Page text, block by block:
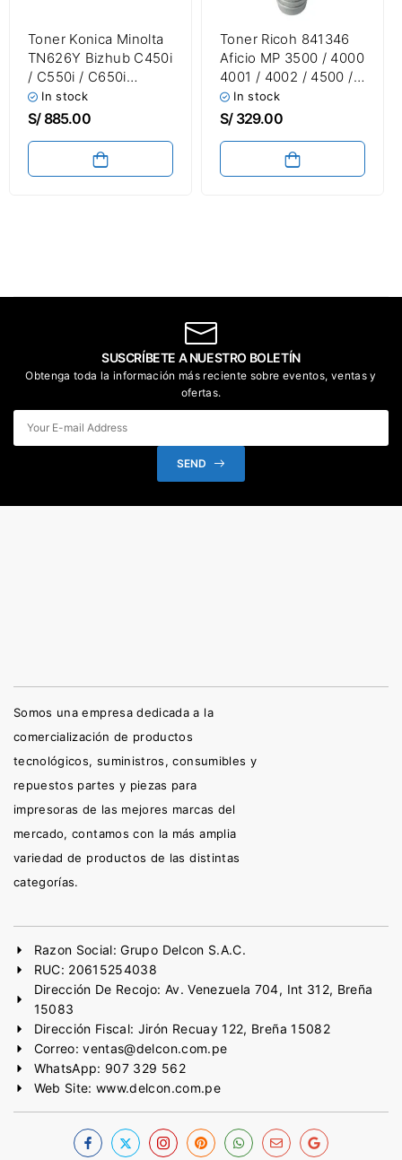
Toner Konica Minolta
TN626Y Bizhub C450i
/ C550i / C650i
Amarillo 28,000
Paginas
In stock
S/885.00
Toner Ricoh 841346
Aficio MP 3500 / 4000
4001 / 4002 / 4500 /
5000 / 5001 / 5002
Black
In stock
S/329.00
SUSCRÍBETE A NUESTRO BOLETÍN
Obtenga toda la información más reciente sobre eventos, ventas y
ofertas.
SEND
Somos una empresa dedicada a la
comercialización de productos
tecnológicos, suministros, consumibles y
repuestos partes y piezas para
impresoras de las mejores marcas del
mercado, contamos con la más amplia
variedad de productos de las distintas
categorías.
Razon Social: Grupo Delcon S.A.C.
RUC: 20615254038
Dirección De Recojo: Av. Venezuela 704, Int 312, Breña
15083
Dirección Fiscal: Jirón Recuay 122, Breña 15082
Correo: ventas@delcon.com.pe
WhatsApp: 907 329 562
Web Site: www.delcon.com.pe